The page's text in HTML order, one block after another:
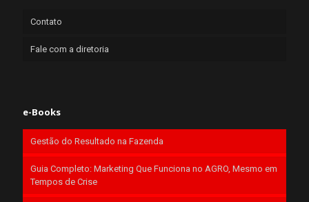
Contato
Fale com a diretoria
e-Books
Gestão do Resultado na Fazenda
Guia Completo: Marketing Que Funciona no AGRO, Mesmo em
Tempos de Crise